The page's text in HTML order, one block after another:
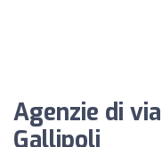
Agenzie di
Gallipoli